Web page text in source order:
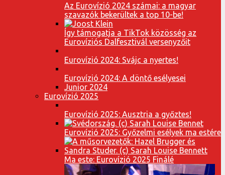
Az Eurovízió 2024 számai: a magyar
szavazók bekerültek a top 10-be!
Így támogatja a TikTok közösség az
Eurovíziós Dalfesztivál versenyzőit
Eurovízió 2024: Svájc a nyertes!
Eurovízió 2024: A döntő esélyesei
Junior 2024
Eurovízió 2025
Eurovízió 2025: Ausztria a győztes!
Eurovízió 2025: Győzelmi esélyek ma estére
Ma este: Eurovízió 2025 Finálé